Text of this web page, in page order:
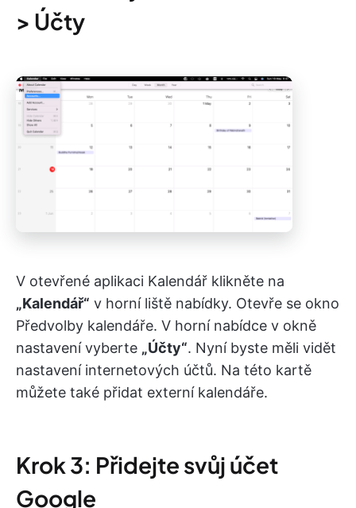
> Účty
V otevřené aplikaci Kalendář klikněte na
„Kalendář“ v horní liště nabídky. Otevře se okno
Předvolby kalendáře. V horní nabídce v okně
nastavení vyberte „Účty“. Nyní byste měli vidět
nastavení internetových účtů. Na této kartě
můžete také přidat externí kalendáře.
Krok 3: Přidejte svůj účet
Google